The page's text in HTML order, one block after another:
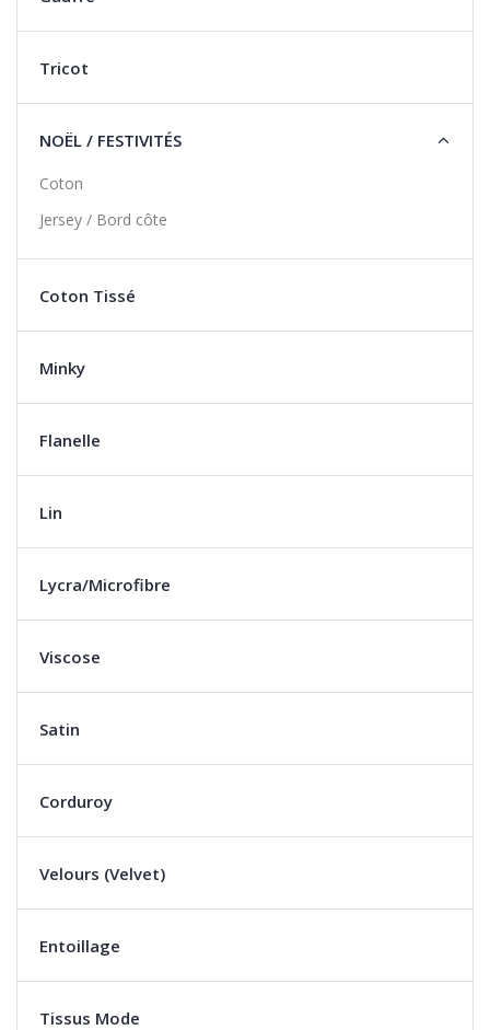
Tricot
NOËL / FESTIVITÉS
Coton
Jersey / Bord côte
Coton Tissé
Minky
Flanelle
Lin
Lycra/Microfibre
Viscose
Satin
Corduroy
Velours (Velvet)
Entoillage
Tissus Mode